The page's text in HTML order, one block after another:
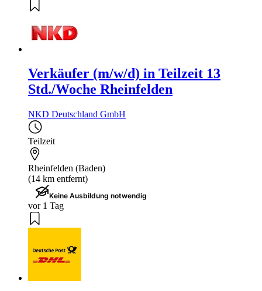
Verkäufer (m/w/d) in Teilzeit 13
Std./Woche Rheinfelden
NKD Deutschland GmbH
Teilzeit
Rheinfelden (Baden)
(14 km entfernt)
Keine Ausbildung notwendig
vor 1 Tag